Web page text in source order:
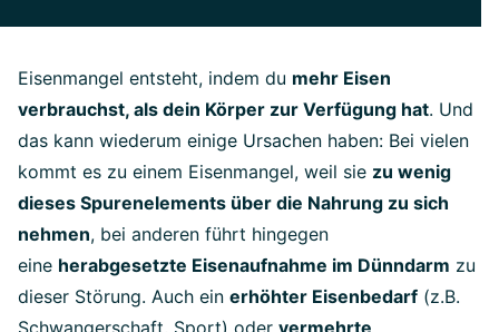
Eisenmangel entsteht, indem du mehr Eisen
verbrauchst, als dein Körper zur Verfügung hat. Und
das kann wiederum einige Ursachen haben: Bei vielen
kommt es zu einem Eisenmangel, weil sie zu wenig
dieses Spurenelements über die Nahrung zu sich
nehmen, bei anderen führt hingegen
eine herabgesetzte Eisenaufnahme im Dünndarm zu
dieser Störung. Auch ein erhöhter Eisenbedarf (z.B.
Schwangerschaft, Sport) oder vermehrte